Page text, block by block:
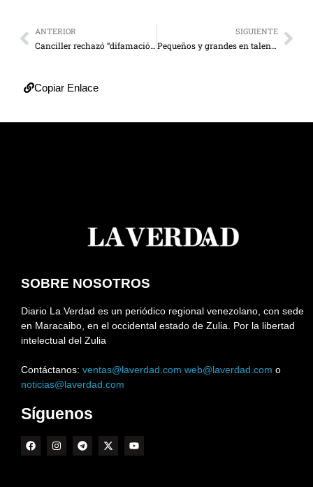
ANTERIOR
Canciller rechazó “difamación” de diplomático británico contra Venezuela
SIGUIENTE
Pequeños y grandes en talento
Copiar Enlace
SOBRE NOSOTROS
Diario La Verdad es un periódico regional venezolano, con sede
en Maracaibo, en el occidental estado de Zulia. Por la libertad
intelectual del Zulia
Contáctanos: ventas@laverdad.com web@laverdad.com o
noticias@laverdad.com
Síguenos